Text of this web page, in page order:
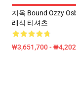
지옥 Bound Ozzy
래식 티셔츠
₩3,651,700 -